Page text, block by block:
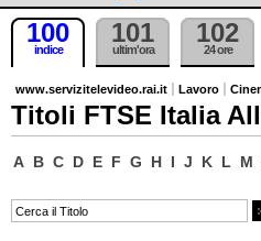
100
indice
101
ultim'ora
102
24 ore
www.servizitelevideo.rai.it Lavoro
Titoli FTSE Italia
A B C D E F G H I J K L M